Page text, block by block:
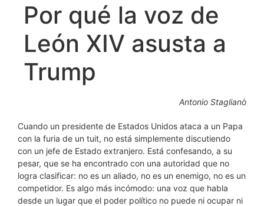
Por qué la voz de
León XIV asusta a
Trump
Antonio Staglianò
Cuando un presidente de Estados Unidos ataca a un Papa
con la furia de un tuit, no está simplemente discutiendo
con un jefe de Estado extranjero. Está confesando, a su
pesar, que se ha encontrado con una autoridad que no
logra clasificar: no es un aliado, no es un enemigo, no es un
competidor. Es algo más incómodo: una voz que habla
desde un lugar que el poder político no puede ni ocupar ni